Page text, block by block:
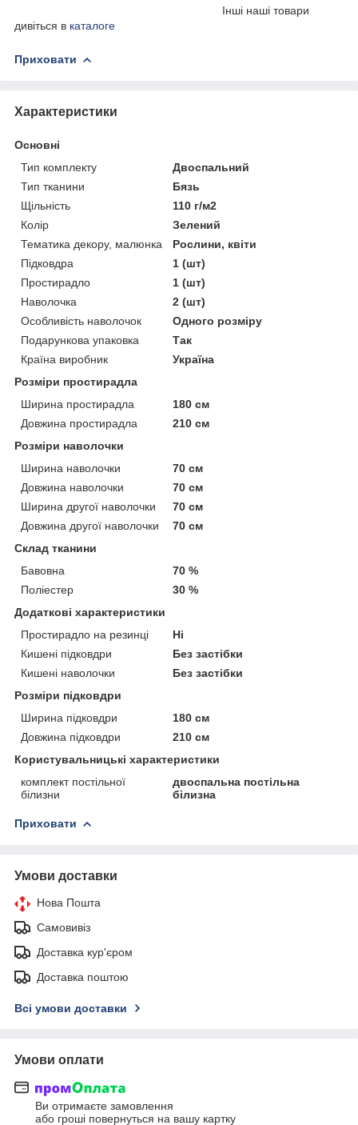
Інші наші товари
дивіться в каталоге
Приховати
Характеристики
Основні
Тип комплекту
Двоспальний
Тип тканини
Бязь
Щільність
110 г/м2
Колір
Зелений
Тематика декору, малюнка
Рослини, квіти
Підковдра
1 (шт)
Простирадло
1 (шт)
Наволочка
2 (шт)
Особливість наволочок
Одного розміру
Подарункова упаковка
Так
Країна виробник
Україна
Розміри простирадла
Ширина простирадла
180 см
Довжина простирадла
210 см
Розміри наволочки
Ширина наволочки
70 см
Довжина наволочки
70 см
Ширина другої наволочки
70 см
Довжина другої наволочки
70 см
Склад тканини
Бавовна
70 %
Поліестер
30 %
Додаткові характеристики
Простирадло на резинці
Ні
Кишені підковдри
Без застібки
Кишені наволочки
Без застібки
Розміри підковдри
Ширина підковдри
180 см
Довжина підковдри
210 см
Користувальницькі характеристики
комплект постільної
білизни
двоспальна постільна
білизна
Приховати
Умови доставки
Нова Пошта
Самовивіз
Доставка кур'єром
Доставка поштою
Всі умови доставки
Умови оплати
Ви отримаєте замовлення
або гроші повернуться на вашу картку